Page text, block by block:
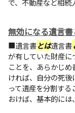
で、不動産など相続
無効になる遺言
■遺言書とは遺言書
が有していた財産に
ことを、あらかじ
ければ、自分の死
って遺産を分割す
おけば、基本的には